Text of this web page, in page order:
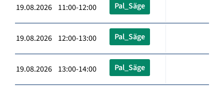
19.08.2026 11:00-12:00 Pal_Säge
19.08.2026 12:00-13:00 Pal_Säge
19.08.2026 13:00-14:00 Pal_Säge